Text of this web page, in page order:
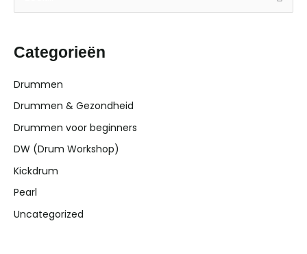
k
r
:
Categorieën
Drummen
Drummen & Gezondheid
Drummen voor beginners
DW (Drum Workshop)
Kickdrum
Pearl
Uncategorized